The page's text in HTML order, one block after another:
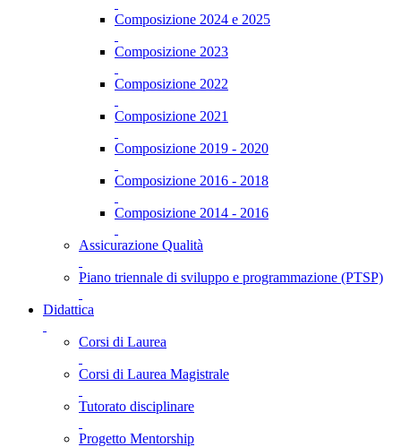
Composizione 2024 e 2025
Composizione 2023
Composizione 2022
Composizione 2021
Composizione 2019 - 2020
Composizione 2016 - 2018
Composizione 2014 - 2016
Assicurazione Qualità
Piano triennale di sviluppo e programmazione (PTSP)
Didattica
Corsi di Laurea
Corsi di Laurea Magistrale
Tutorato disciplinare
Progetto Mentorship